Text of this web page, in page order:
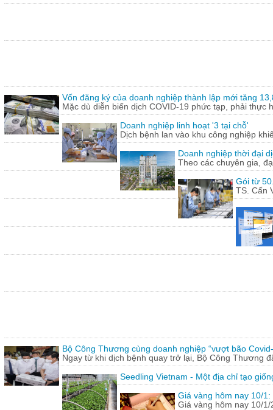
Vốn đăng ký của doanh nghiệp thành lập mới tăng
Mặc dù diễn biến dịch COVID-19 phức tạp, phải thực
Doanh nghiệp linh hoạt '3 tại chỗ'
Dịch bệnh lan vào khu công nghiệp
Doanh nghiệp thời đại
Theo các chuyên gia,
Gói từ
TS. Cấn
Bộ Công Thương cùng doanh nghiệp “vượt bão
Ngay từ khi dịch bệnh quay trở lại, Bộ Công Thương
Seedling Vietnam - Một địa chỉ tạo
Giá vàng hôm nay 10/
Giá vàng hôm nay 10/